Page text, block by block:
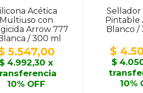
Acética
Multiuso con
Arrow 777
/ 300 ml
5.547,00
$ 4.992,30 x
10% OFF
Sellador
Pintable
Blanco /
$
$
10%